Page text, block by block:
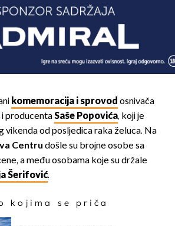
komemoracija i sprovod osnivača
i producentaSaše Popovića, koji je
od posljedica raka želuca. Na
Centru došle su brojne osobe sa
a među osobama koje su držale
Šerifović.
kojima se priča